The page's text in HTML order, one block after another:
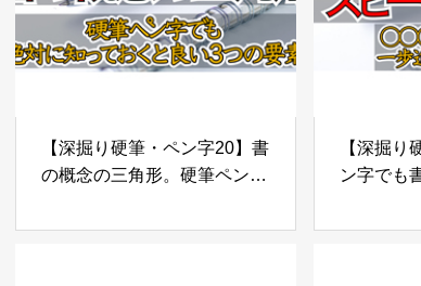
【深掘り硬筆・ペン字20】書
の概念の三角形。硬筆ペン字
３つの要素
【深掘り
ン字でも
と！一歩